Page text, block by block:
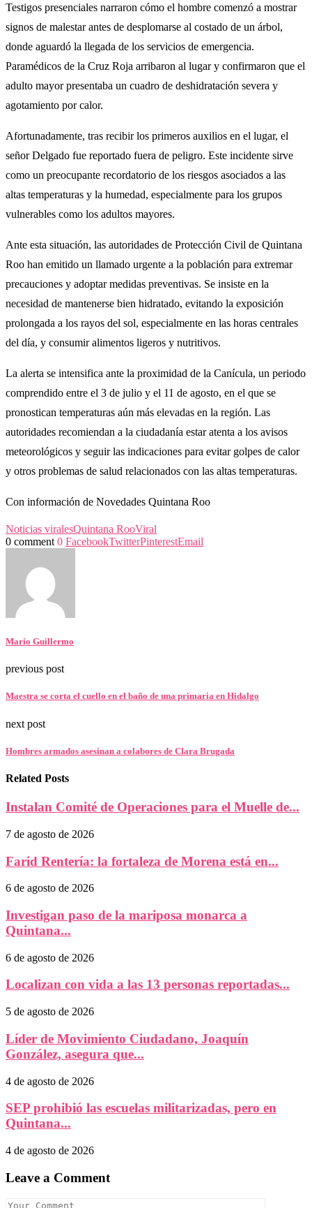
Testigos presenciales narraron cómo el hombre comenzó a mostrar
signos de malestar antes de desplomarse al costado de un árbol,
donde aguardó la llegada de los servicios de emergencia.
Paramédicos de la Cruz Roja arribaron al lugar y confirmaron que el
adulto mayor presentaba un cuadro de deshidratación severa y
agotamiento por calor.
Afortunadamente, tras recibir los primeros auxilios en el lugar, el
señor Delgado fue reportado fuera de peligro. Este incidente sirve
como un preocupante recordatorio de los riesgos asociados a las
altas temperaturas y la humedad, especialmente para los grupos
vulnerables como los adultos mayores.
Ante esta situación, las autoridades de Protección Civil de Quintana
Roo han emitido un llamado urgente a la población para extremar
precauciones y adoptar medidas preventivas. Se insiste en la
necesidad de mantenerse bien hidratado, evitando la exposición
prolongada a los rayos del sol, especialmente en las horas centrales
del día, y consumir alimentos ligeros y nutritivos.
La alerta se intensifica ante la proximidad de la Canícula, un periodo
comprendido entre el 3 de julio y el 11 de agosto, en el que se
pronostican temperaturas aún más elevadas en la región. Las
autoridades recomiendan a la ciudadanía estar atenta a los avisos
meteorológicos y seguir las indicaciones para evitar golpes de calor
y otros problemas de salud relacionados con las altas temperaturas.
Con información de Novedades Quintana Roo
Noticias viralesQuintana RooViral
0 comment 0 FacebookTwitterPinterestEmail
Mario Guillermo
previous post
Maestra se corta el cuello en el baño de una primaria en Hidalgo
next post
Hombres armados asesinan a colabores de Clara Brugada
Related Posts
Instalan Comité de Operaciones para el Muelle de...
7 de agosto de 2026
Farid Rentería: la fortaleza de Morena está en...
6 de agosto de 2026
Investigan paso de la mariposa monarca a
Quintana...
6 de agosto de 2026
Localizan con vida a las 13 personas reportadas...
5 de agosto de 2026
Líder de Movimiento Ciudadano, Joaquín
González, asegura que...
4 de agosto de 2026
SEP prohibió las escuelas militarizadas, pero en
Quintana...
4 de agosto de 2026
Leave a Comment